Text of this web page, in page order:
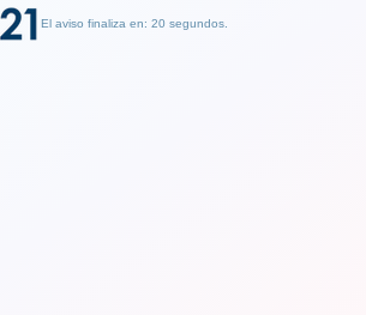
El aviso finaliza en: 19 segundos.